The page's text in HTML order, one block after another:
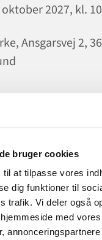
bruger cookies
at tilpasse vores
dig funktioner til
trafik. Vi deler også
med
annonceringspartnere
2027, kl.
Ansgarsvej 2,
i alderen 0-5 år
fædre og børn, og man
Det er
der er